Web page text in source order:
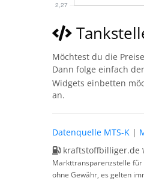
Möchtest du die
Dann folge einfach
Widgets einbetten
an.
Datenquelle MTS-K |
kraftstoffbilliger.de
Markttransparenzstelle für
ohne Gewähr, es gelten